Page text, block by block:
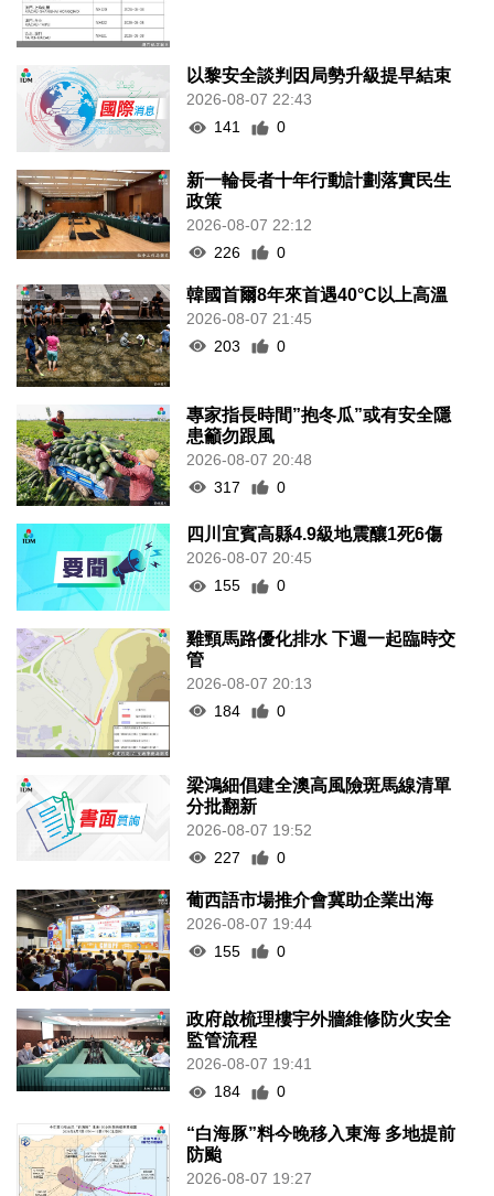
以黎安全談判因局勢升級提早結束
2026-08-07 22:43
141
0
新一輪長者十年行動計劃落實民生
政策
2026-08-07 22:12
226
0
韓國首爾8年來首遇40°C以上高溫
2026-08-07 21:45
203
0
專家指長時間”抱冬瓜”或有安全隱
患籲勿跟風
2026-08-07 20:48
317
0
四川宜賓高縣4.9級地震釀1死6傷
2026-08-07 20:45
155
0
雞頸馬路優化排水 下週一起臨時交
管
2026-08-07 20:13
184
0
梁鴻細倡建全澳高風險斑馬線清單
分批翻新
2026-08-07 19:52
227
0
葡西語市場推介會冀助企業出海
2026-08-07 19:44
155
0
政府啟梳理樓宇外牆維修防火安全
監管流程
2026-08-07 19:41
184
0
“白海豚”料今晚移入東海 多地提前
防颱
2026-08-07 19:27